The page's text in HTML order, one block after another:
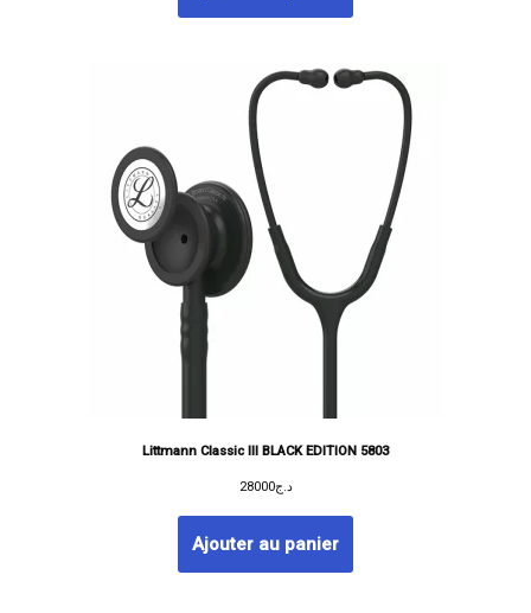
Littmann Classic III BLACK EDITION 5803
د.ج28000
Ajouter au panier